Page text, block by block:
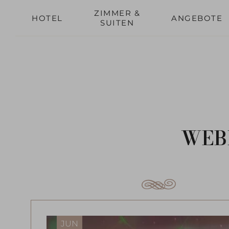
HOTEL
ZIMMER &
SUITEN
ANGEBOTE
JUN